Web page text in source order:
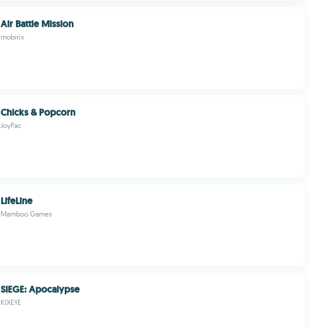
Air Battle Mission
mobirix
Chicks & Popcorn
JoyPac
LifeLine
Mamboo Games
SIEGE: Apocalypse
KIXEYE